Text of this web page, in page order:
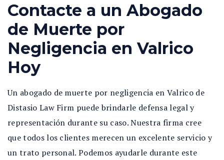
Contacte a un Abogado
de Muerte por
Negligencia en Valrico
Hoy
Un abogado de muerte por negligencia en Valrico de
Distasio Law Firm puede brindarle defensa legal y
representación durante su caso. Nuestra firma cree
que todos los clientes merecen un excelente servicio y
un trato personal. Podemos ayudarle durante este